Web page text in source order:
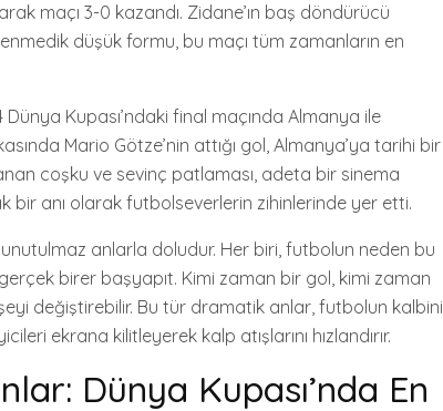
maçı 3-0 kazandı. Zidane’ın baş döndürücü
düşük formu, bu maçı tüm zamanların en
Dünya Kupası’ndaki final maçında Almanya ile
Mario Götze’nin attığı gol, Almanya’ya tarihi bir
coşku ve sevinç patlaması, adeta bir sinema
bir anı olarak futbolseverlerin zihinlerinde yer etti.
unutulmaz anlarla doludur. Her biri, futbolun neden bu
birer başyapıt. Kimi zaman bir gol, kimi zaman
değiştirebilir. Bu tür dramatik anlar, futbolun kalbini
ekrana kilitleyerek kalp atışlarını hızlandırır.
Dünya Kupası’nda En